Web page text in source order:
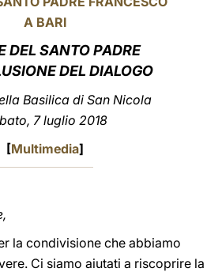
LATINE
A BARI
DEL SANTO PADRE
DEL DIALOGO
Basilica di San Nicola
7 luglio 2018
[Multimedia]
la condivisione che abbiamo
Ci siamo aiutati a riscoprire la